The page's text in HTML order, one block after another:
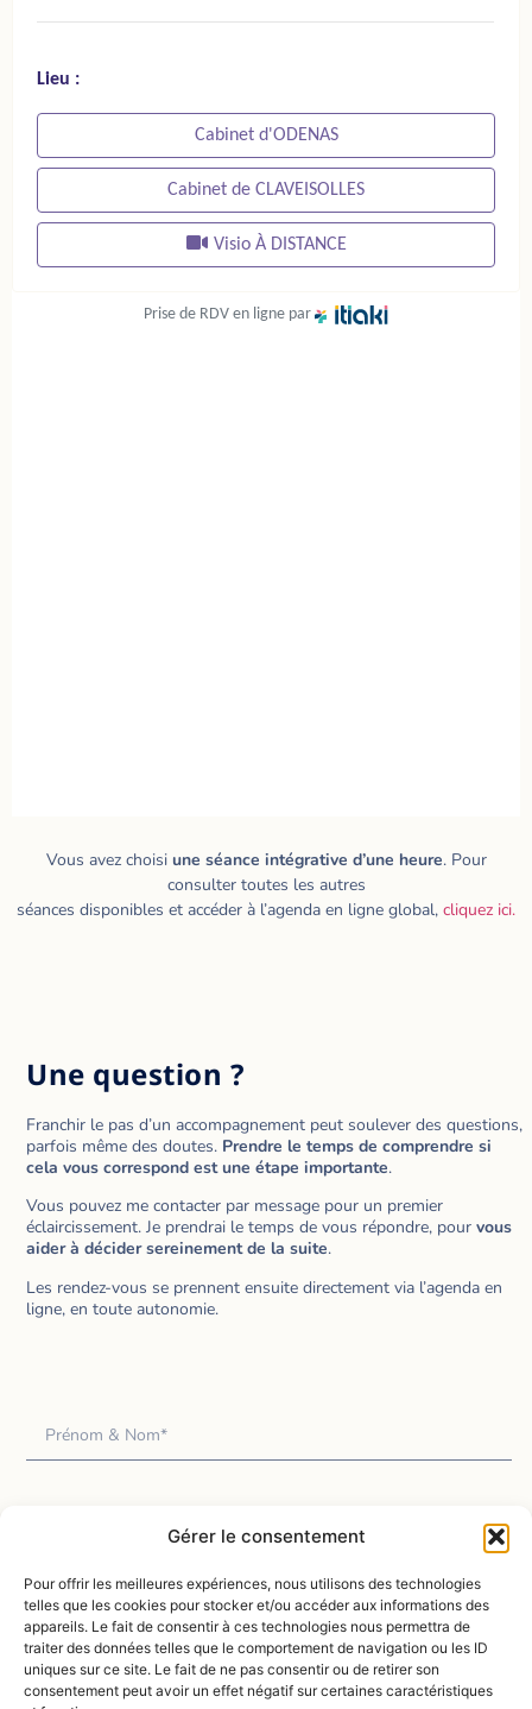
Gérer le consentement
Pour offrir les meilleures expériences, nous utilisons des technologies
telles que les cookies pour stocker et/ou accéder aux informations des
appareils. Le fait de consentir à ces technologies nous permettra de
traiter des données telles que le comportement de navigation ou les ID
uniques sur ce site. Le fait de ne pas consentir ou de retirer son
consentement peut avoir un effet négatif sur certaines caractéristiques
Vous avez choisi une séance intégrative d’une heure. Pour
consulter toutes les autres
séances disponibles et accéder à l’agenda en ligne global, cliquez ici.
Une question ?
Franchir le pas d’un accompagnement peut soulever des questions,
parfois même des doutes. Prendre le temps de comprendre si
cela vous correspond est une étape importante.
Vous pouvez me contacter par message pour un premier
éclaircissement. Je prendrai le temps de vous répondre, pourvous
aider à décider sereinement de la suite.
Les rendez-vous se prennent ensuite directement via l’agenda en
ligne, en toute autonomie.